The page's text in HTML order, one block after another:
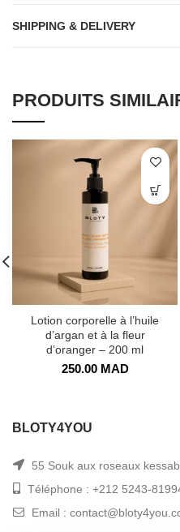
SHIPPING & DELIVERY
PRODUITS
Lotion corporelle à l’huile
d’argan et à la fleur
d’oranger – 200 ml
250.00MAD
BLOTY4YOU
55 Souk aux roseaux
Téléphone : +212 5243-
Email :